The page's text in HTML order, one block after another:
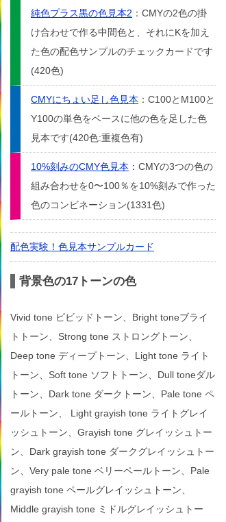
純色プラス黒の色見本2 ：CMYの2色の掛
け合わせで作る中間色と、それにKを加え
た色の配色サンプルのチェックカードです
(420色)
CMYにちょい足し色見本 ：C100とM100と
Y100の単色をベースに他の色を足した色
見本です(420色:重複色有)
10%刻みのCMY色見本 ：CMYの3つの色の
組み合わせを0〜100％を10%刻みで作った
色のコンビネーション(1331色)
配色実験！色見本サンプルカード
背景色の17トーンの色
Vivid tone ビビッドトーン、Bright toneブライ
トトーン、Strong tone ストロングトーン、
Deep tone ディープトーン、Light tone ライト
トーン、Soft tone ソフトトーン、Dull toneダル
トーン、Dark tone ダークトーン、Pale tone ペ
ールトーン、 Light grayish tone ライトグレイ
ッシュトーン、Grayish tone グレイッシュトー
ン、Dark grayish tone ダークグレイッシュトー
ン、Very pale tone ベリーペールトーン、Pale
grayish tone ペールグレイッシュトーン、
Middle grayish tone ミドルグレイッシュトー